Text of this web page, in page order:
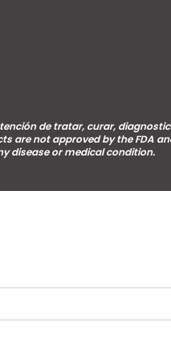
de tratar, curar,
are not approved by the FDA
disease or medical condition.